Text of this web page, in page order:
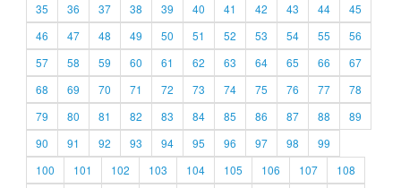
35
36 37 38 39 40 41 42 43 44
45
46
47 48 49 50 51 52 53 54 55
56
57
58 59 60 61 62 63 64 65 66
67
68
69 70 71 72 73 74 75 76 77
78
79
80 81 82 83 84 85 86 87 88
89
90
91 92 93 94 95 96 97 98
99
100
101 102 103 104 105 106 107
108